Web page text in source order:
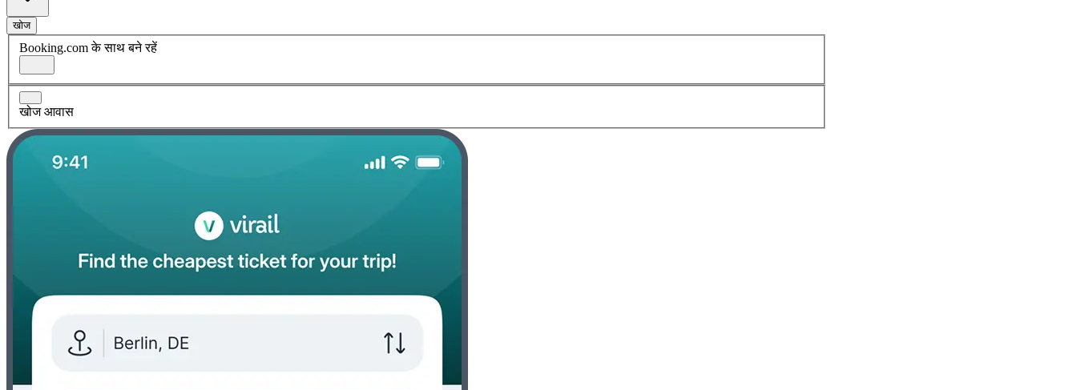
खोज
Booking.com के साथ बने रहें
खोज आवास